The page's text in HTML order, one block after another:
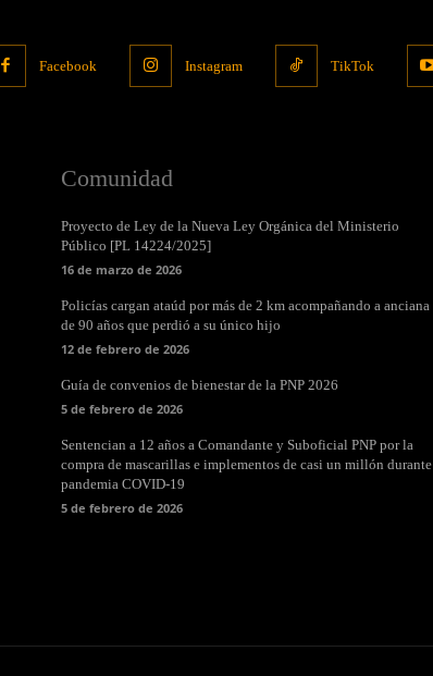
Facebook Instagram TikTok
Comunidad
Proyecto de Ley de la Nueva Ley Orgánica del Ministerio
Público [PL 14224/2025]
16 de marzo de 2026
Policías cargan ataúd por más de 2 km acompañando a anciana
de 90 años que perdió a su único hijo
12 de febrero de 2026
Guía de convenios de bienestar de la PNP 2026
5 de febrero de 2026
Sentencian a 12 años a Comandante y Suboficial PNP por la
compra de mascarillas e implementos de casi un millón durante
pandemia COVID-19
5 de febrero de 2026